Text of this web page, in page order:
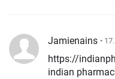
Jamienains •
https://
indian